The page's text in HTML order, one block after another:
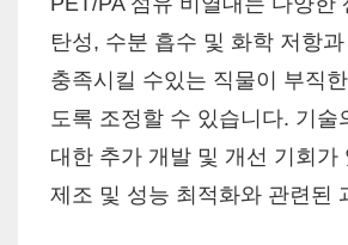
탄성, 수분 흡수 및 화학 저항
충족시킬 수있는 직물이 부직
도록 조정할 수 있습니다. 기
대한 추가 개발 및 개선 기회
제조 및 성능 최적화와 관련된